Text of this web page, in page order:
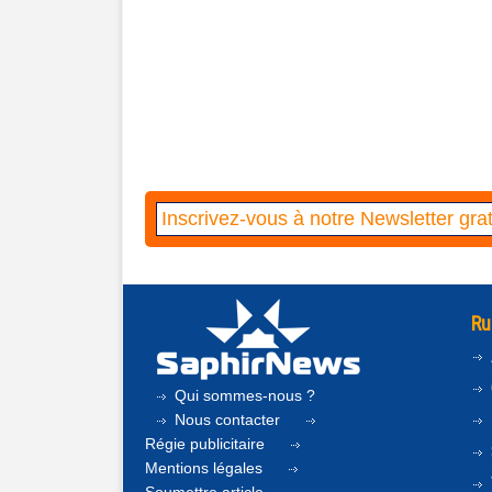
Qui sommes-nous ?
Nous contacter
Régie publicitaire
Mentions légales